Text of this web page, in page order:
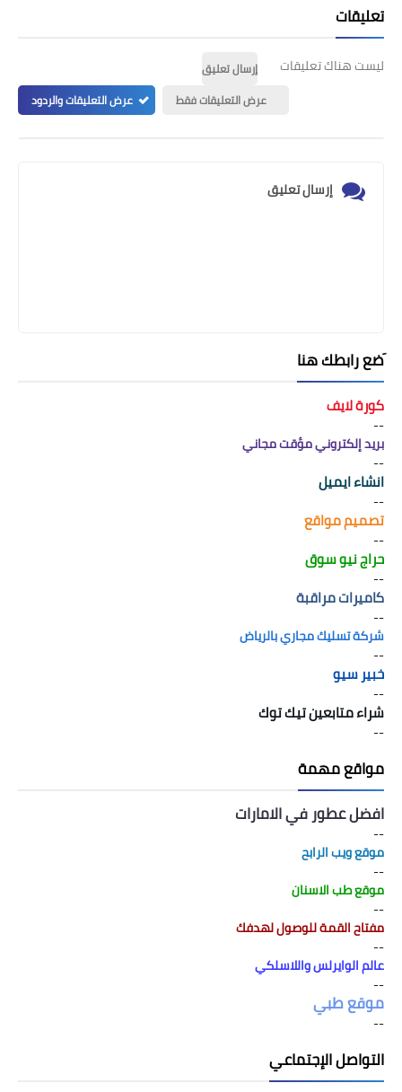
تعليقات
ليست هناك تعليقات
إرسال تعليق
عرض التعليقات فقط
عرض التعليقات والردود
إرسال تعليق
َضع رابطك هنا
كورة لايف
--
بريد إلكتروني مؤقت مجاني
--
انشاء ايميل
--
تصميم مواقع
--
حراج نيو سوق
--
كاميرات مراقبة
--
شركة تسليك مجاري بالرياض
--
خبير سيو
--
شراء متابعين تيك توك
--
مواقع مهمة
افضل عطور في الامارات
--
موقع ويب الرابح
--
موقع طب الاسنان
--
مفتاح القمة للوصول لهدفك
--
عالم الوايرلس واللاسلكي
--
موقع طبي
--
التواصل الإجتماعي